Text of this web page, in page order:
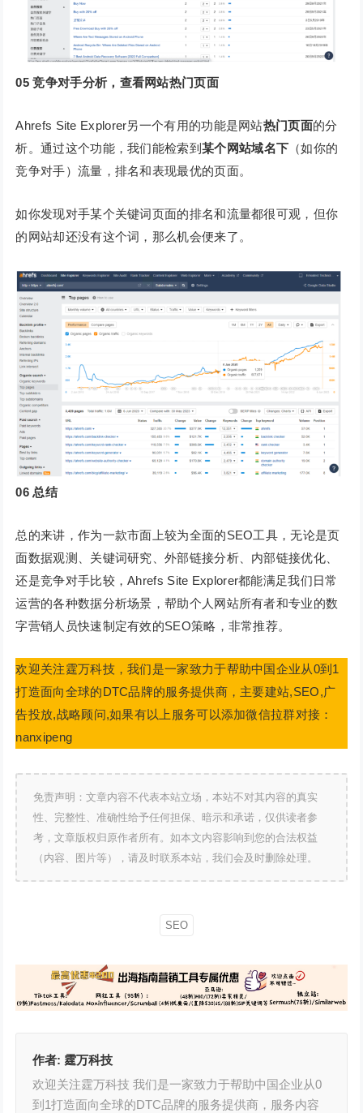
05 竞争对手分析，查看网站热门页面
Ahrefs Site Explorer另一个有用的功能是网站热门页面的分
析。通过这个功能，我们能检索到 某个网站域名下 （如你的
竞争对手）流量，排名和表现最优的页面。
如你发现对手某个关键词页面的排名和流量都很可观，但你
的网站却还没有这个词，那么机会便来了。
06 总结
总的来讲，作为一款市面上较为全面的SEO工具，无论是页
面数据观测、关键词研究、外部链接分析、内部链接优化、
还是竞争对手比较，Ahrefs Site Explorer都能满足我们日常
运营的各种数据分析场景，帮助个人网站所有者和专业的数
字营销人员快速制定有效的SEO策略，非常推荐。
欢迎关注霆万科技，我们是一家致力于帮助中国企业从0到1
打造面向全球的DTC品牌的服务提供商，主要建站,SEO,广
告投放,战略顾问,如果有以上服务可以添加微信拉群对接：
nanxipeng
免责声明：文章内容不代表本站立场，本站不对其内容的真实
性、完整性、准确性给予任何担保、暗示和承诺，仅供读者参
考，文章版权归原作者所有。如本文内容影响到您的合法权益
（内容、图片等），请及时联系本站，我们会及时删除处理。
SEO
作者: 霆万科技
欢迎关注霆万科技 我们是一家致力于帮助中国企业从0
到1打造面向全球的DTC品牌的服务提供商，服务内容